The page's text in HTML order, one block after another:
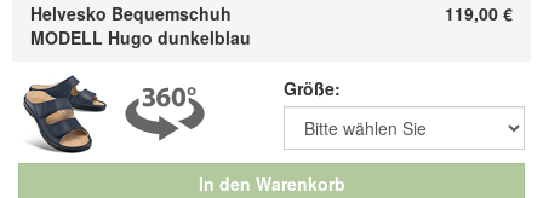
Schalen-Sohlefür das leichte Gefühl: In der Schalen-Sohle aus
extra leichtem PU fühlen sich die Füße so frei wie auf Wolken - sie
ist ein absolutes Leichtgewicht, dennoch belastbar, und perfekt in
anatomischer Form. Eingelegt ist ein austauschbares Fußbett.
Art.Nr. 4.633.08 / 4.633.07
Entdecken Sie die bequemsten Schuhe Ihres Lebens!
Größe:
In den Warenkorb
Helvesko Bequemschuh
MODELL Hugo dunkelblau
119,00 €